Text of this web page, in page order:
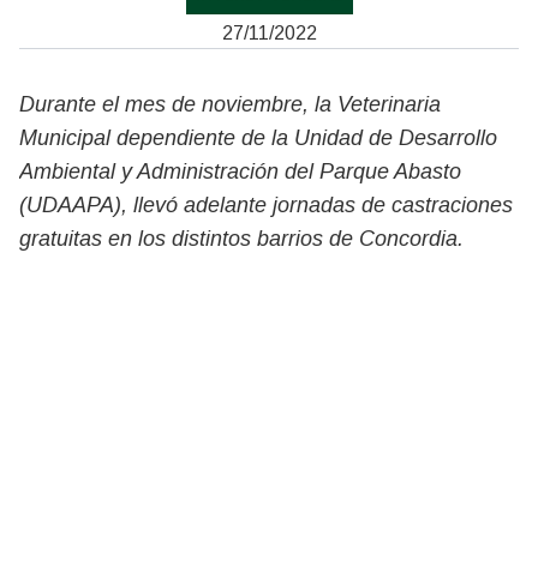
27/11/2022
Durante el mes de noviembre, la Veterinaria
Municipal dependiente de la Unidad de Desarrollo
Ambiental y Administración del Parque Abasto
(UDAAPA), llevó adelante jornadas de castraciones
gratuitas en los distintos barrios de Concordia.